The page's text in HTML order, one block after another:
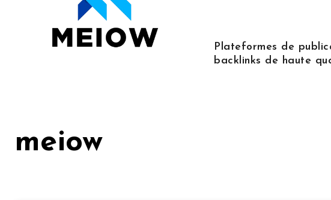
meiow
Plateformes de
backlinks de haute